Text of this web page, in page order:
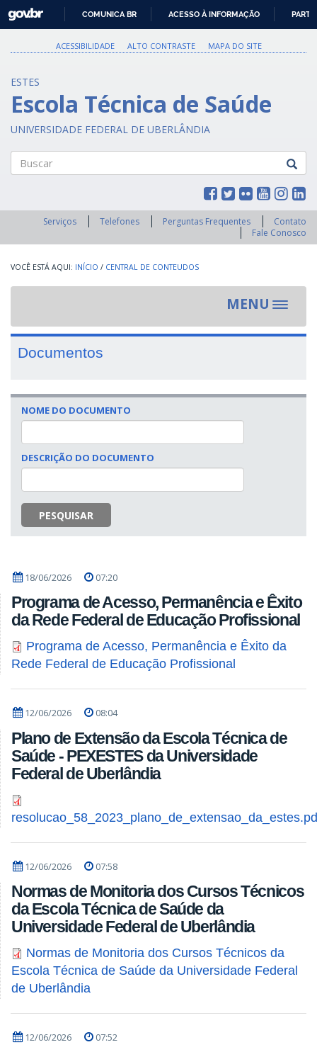
PARA
O
GOVBR
COMUNICA BR ACESSO À INFORMAÇÃO
ACESSIBILIDADE ALTO CONTRASTE MAPA DO SITE
ESTES
Escola Técnica de Saúde
UNIVERSIDADE FEDERAL DE UBERLÂNDIA
Serviços Telefones Perguntas Frequentes
Contato
Fale Conosco
INÍCIO / CENTRAL DE CONTEUDOS
MENU
Toggle
Documentos
NOME DO DOCUMENTO
DESCRIÇÃO DO DOCUMENTO
PESQUISAR
18/06/2026 07:20
Programa de Acesso, Permanência e Êxito
da Rede Federal de Educação Profissional
Programa de Acesso, Permanência e Êxito da
Rede Federal de Educação Profissional
12/06/2026 08:04
Plano de Extensão da Escola Técnica de
Saúde - PEXESTES da Universidade
Federal de Uberlândia
12/06/2026 07:58
Normas de Monitoria dos Cursos Técnicos
da Escola Técnica de Saúde da
Universidade Federal de Uberlândia
Normas de Monitoria dos Cursos Técnicos da
Escola Técnica de Saúde da Universidade Federal
de Uberlândia
12/06/2026 07:52